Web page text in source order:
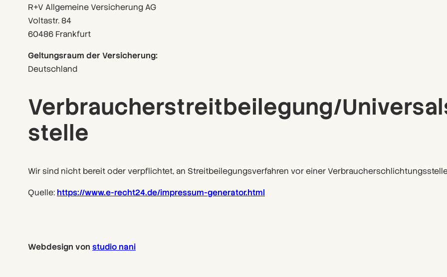
R+V Allgemeine Versicherung AG
Voltastr. 84
60486 Frankfurt
Geltungsraum der Versicherung:
Deutschland
Verbraucher­streit­beilegung/
stelle
Wir sind nicht bereit oder verpflichtet, an Streitbeilegungsverfahren vor einer
Quelle: https://www.e-recht24.de/impressum-generator.html
Webdesign von studio nani